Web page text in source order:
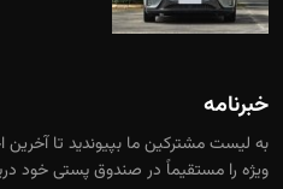
خبرنامه
به لیست مشترکین ما بپیوندید تا آخرین
ویژه را مستقیماً در صندوق پستی خود